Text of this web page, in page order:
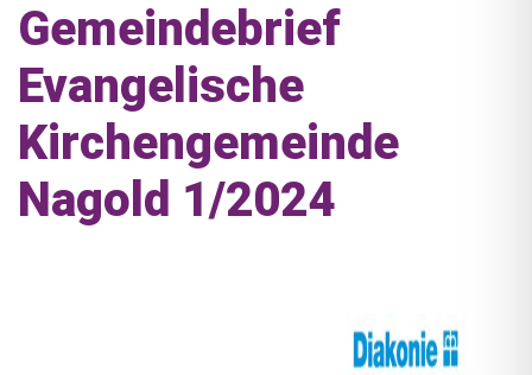
Gemeindebrief
Evangelische
Kirchengemeinde
Nagold 1/2024